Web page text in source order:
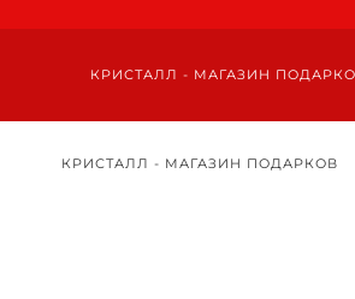
КРИСТАЛЛ - МАГАЗИН
КРИСТАЛЛ - МАГАЗИН ПОДАРКОВ